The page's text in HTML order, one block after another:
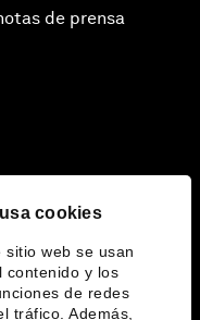
cookies
sitio web se usan
contenido y los
de redes
tráfico. Además,
de prensa